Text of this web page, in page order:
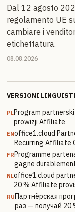
Dal 12 agosto
regolamento UE
cambiare i
etichettatura.
08.08.2026
VERSIONI
PLProgram
prowizji Affiliate
ENoffice1.cloud
Recurring Affiliate
FR Programme
gagne
NLoffice1.cloud
20 % Affiliate
RU Партнёрская
раз — получай 20